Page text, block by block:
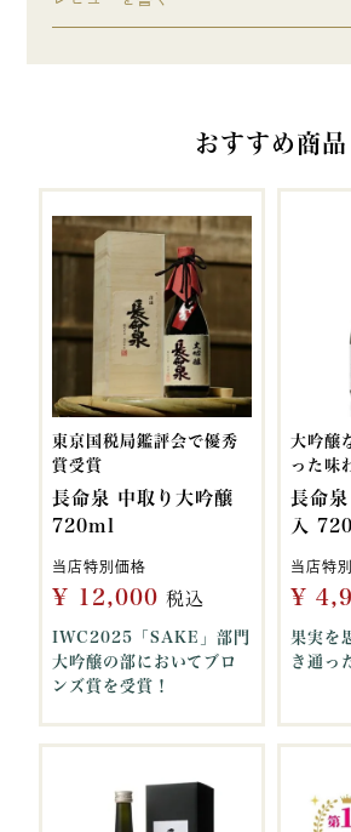
おすすめ商品
東京国税局鑑評会で優秀
賞受賞
長命泉 中取り大吟醸
720ml
当店特別価格
¥ 12,000 税込
IWC2025「SAKE」部門
大吟醸の部においてブロ
ンズ賞を受賞！
大吟醸
った味
長命
入
当店特
¥
果実を
き通っ